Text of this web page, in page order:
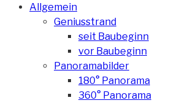
Allgemein
Geniusstrand
seit Baubeginn
vor Baubeginn
Panoramabilder
180° Panorama
360° Panorama